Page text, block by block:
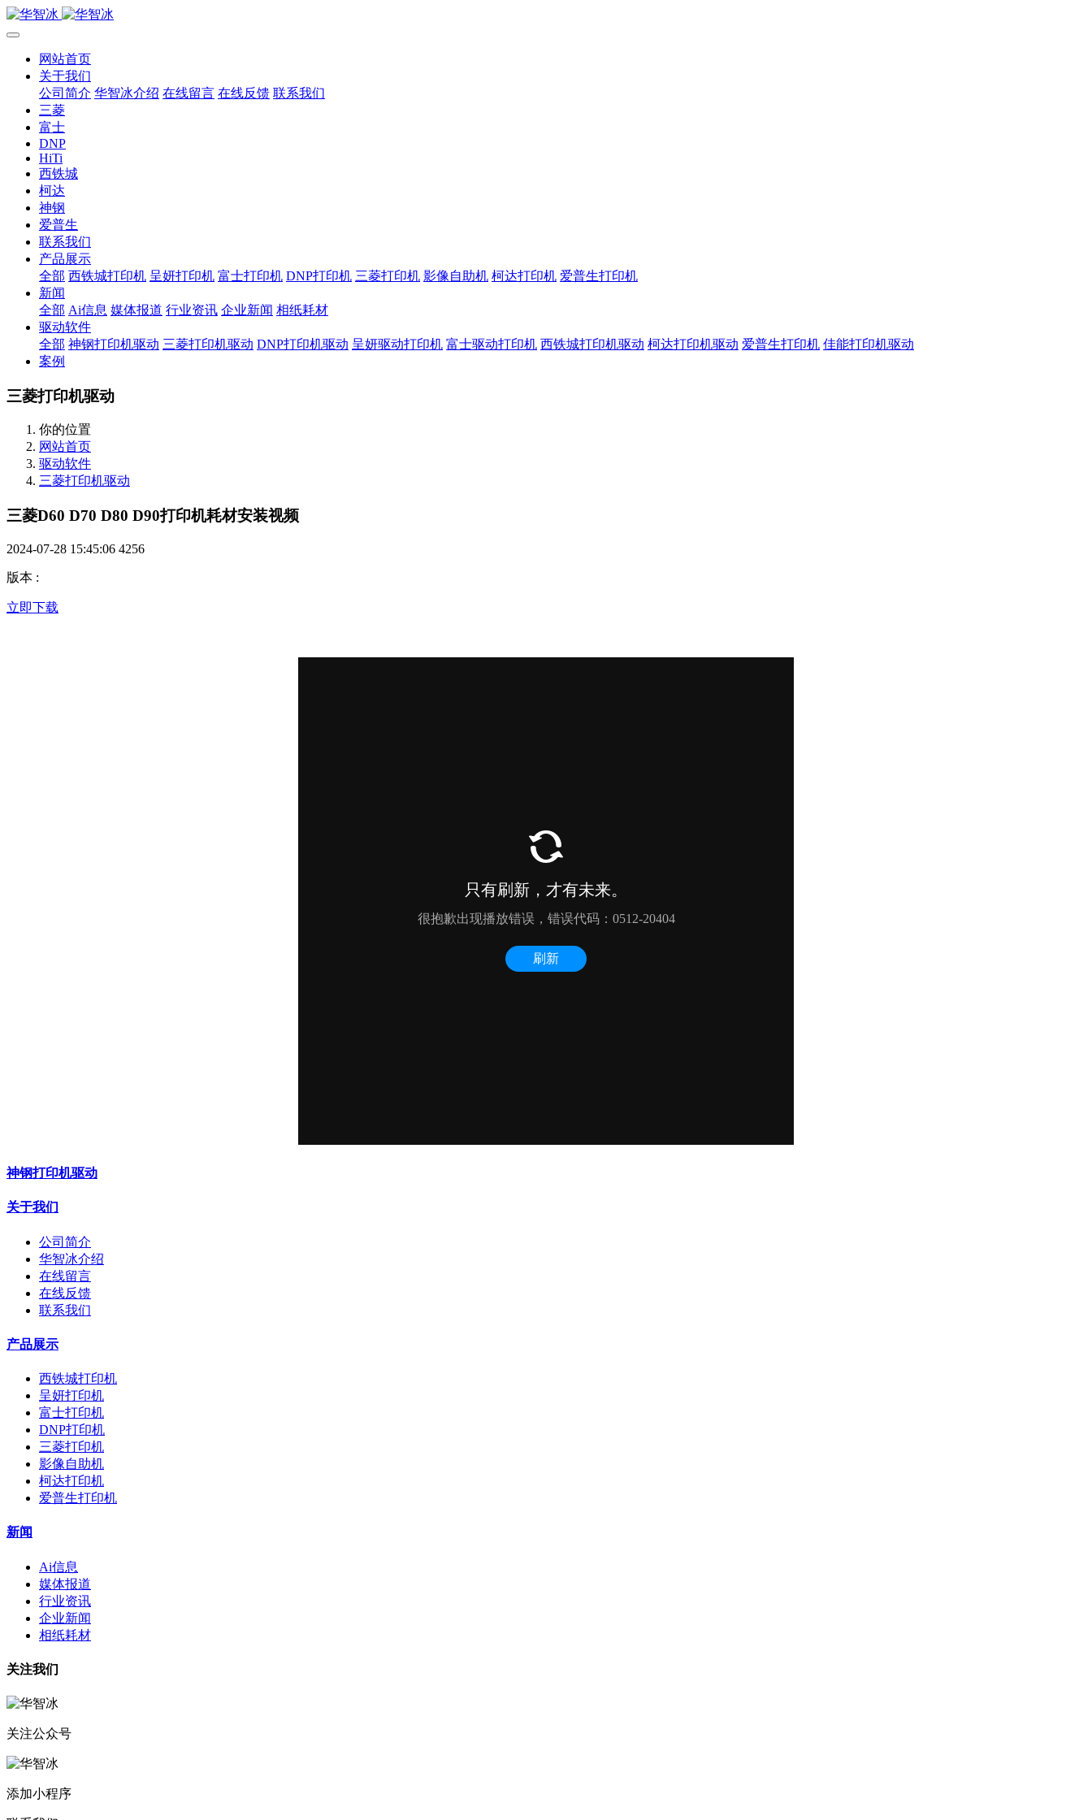
网站首页
关于我们
公司简介 华智冰介绍 在线留言 在线反馈 联系我们
三菱
富士
DNP
HiTi
西铁城
柯达
神钢
爱普生
联系我们
产品展示
全部 西铁城打印机 呈妍打印机 富士打印机 DNP打印机 三菱打印机 影像自助机 柯达打印机 爱普生打印机
新闻
全部 Ai信息 媒体报道 行业资讯 企业新闻 相纸耗材
驱动软件
全部 神钢打印机驱动 三菱打印机驱动 DNP打印机驱动 呈妍驱动打印机 富士驱动打印机 西铁城打印机驱动 柯达打印机驱动 爱普生打印机 佳能打印机驱动
案例
三菱打印机驱动
你的位置
网站首页
驱动软件
三菱打印机驱动
三菱D60 D70 D80 D90打印机耗材安装视频
2024-07-28 15:45:06 4256
版本 :
立即下载
神钢打印机驱动
关于我们
公司简介
华智冰介绍
在线留言
在线反馈
联系我们
产品展示
西铁城打印机
呈妍打印机
富士打印机
DNP打印机
三菱打印机
影像自助机
柯达打印机
爱普生打印机
新闻
Ai信息
媒体报道
行业资讯
企业新闻
相纸耗材
关注我们
关注公众号
添加小程序